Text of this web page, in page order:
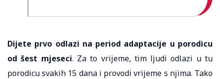
Dijete prvo odlazi na period adaptacije u porodicu
od šest mjeseci. Za to vrijeme, tim ljudi odlazi u tu
porodicu svakih 15 dana i provodi vrijeme s njima. Tako